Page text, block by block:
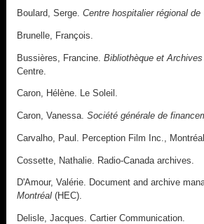
Boulard, Serge. Centre hospitalier régional de
Brunelle, François.
Bussières, Francine. Bibliothèque et
Centre.
Caron, Hélène. Le Soleil.
Caron, Vanessa. Société générale de
Carvalho, Paul. Perception Film Inc., Montréal.
Cossette, Nathalie. Radio-Canada archives.
D'Amour, Valérie. Document and archive
Montréal (HEC).
Delisle, Jacques. Cartier Communication.